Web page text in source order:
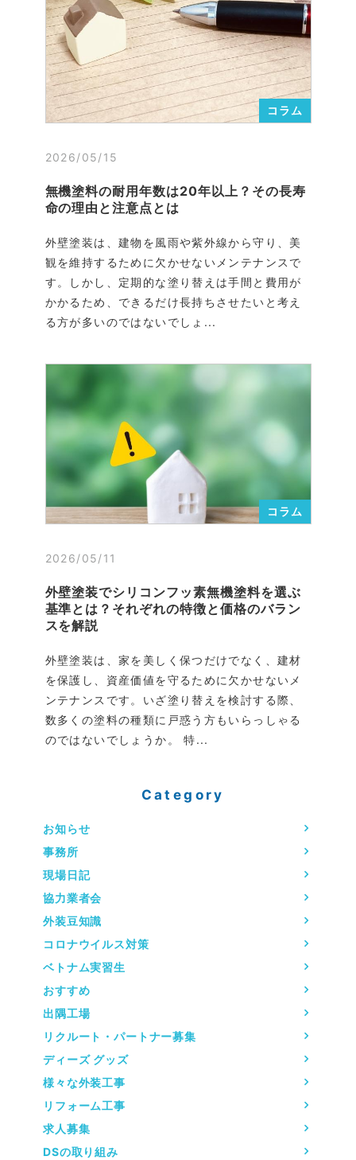
コラム
2026/05/15
無機塗料の耐用年数は20年以上？その長寿
命の理由と注意点とは
外壁塗装は、建物を風雨や紫外線から守り、美
観を維持するために欠かせないメンテナンスで
す。しかし、定期的な塗り替えは手間と費用が
かかるため、できるだけ長持ちさせたいと考え
る方が多いのではないでしょ...
コラム
2026/05/11
外壁塗装でシリコンフッ素無機塗料を選ぶ
基準とは？それぞれの特徴と価格のバラン
スを解説
外壁塗装は、家を美しく保つだけでなく、建材
を保護し、資産価値を守るために欠かせないメ
ンテナンスです。いざ塗り替えを検討する際、
数多くの塗料の種類に戸惑う方もいらっしゃる
のではないでしょうか。 特...
Category
お知らせ
事務所
現場日記
協力業者会
外装豆知識
コロナウイルス対策
ベトナム実習生
おすすめ
出隅工場
リクルート・パートナー募集
ディーズ グッズ
様々な外装工事
リフォーム工事
求人募集
DSの取り組み